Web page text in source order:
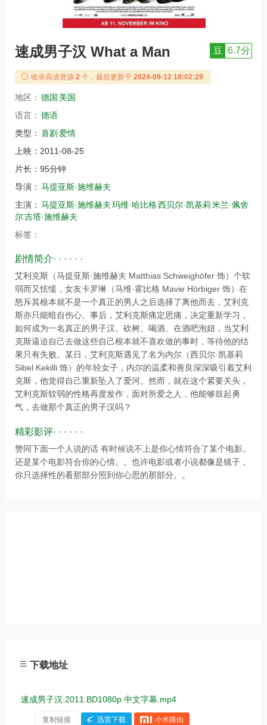
速成男子汉 What a Man 豆 6.7分
收录高清资源 2 个，最后更新于 2024-09-12 18:02:29
地区： 德国 美国
语言： 德语
类型： 喜剧 爱情
上映： 2011-08-25
片长： 95分钟
导演： 马提亚斯·施维赫夫
主演： 马提亚斯·施维赫夫玛维·哈比格西贝尔·凯基莉米兰·佩舍
尔吉塔·施维赫夫
标签：
剧情简介· · · · · ·
艾利克斯（马提亚斯·施维赫夫 Matthias Schweighöfer 饰）个软
弱而又怯懦，女友卡罗琳（马维·霍比格 Mavie Hörbiger 饰）在
怒斥其根本就不是一个真正的男人之后选择了离他而去，艾利克
斯亦只能暗自伤心。事后，艾利克斯痛定思痛，决定重新学习，
如何成为一名真正的男子汉。砍树、喝酒、在酒吧泡妞，当艾利
克斯逼迫自己去做这些自己根本就不喜欢做的事时，等待他的结
果只有失败。某日，艾利克斯遇见了名为内尔（西贝尔·凯基莉
Sibel Kekilli 饰）的年轻女子，内尔的温柔和善良深深吸引着艾利
克斯，他觉得自己重新坠入了爱河。然而，就在这个紧要关头，
艾利克斯软弱的性格再度发作，面对所爱之人，他能够鼓起勇
气，去做那个真正的男子汉吗？
精彩影评· · · · · ·
赞同下面一个人说的话 有时候说不上是你心情符合了某个电影。
还是某个电影符合你的心情。。也许电影或者小说都像是镜子，
你只选择性的看那部分照到你心思的那部分。。
下载地址
速成男子汉.2011.BD1080p.中文字幕.mp4
复制链接 迅雷下载 小米路由